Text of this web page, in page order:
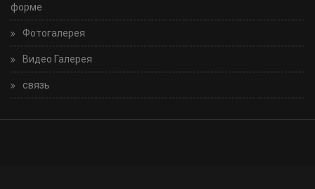
форме
Фотогалерея
Видео Галерея
связь